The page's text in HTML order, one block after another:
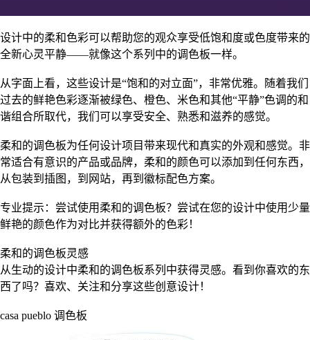
设计中的柔和色彩可以帮助您的观众享受低饱和度或色度带来的
全新心灵平静——就像这个系列中的调色板一样。
从字面上看，这些设计是“饱和的对立面”，非常优雅。随着我们
过去的鲜艳色彩逐渐被绿色、橙色、米色和其他“平静”色调的和
谐组合所取代，我们可以享受安全、熟悉和滋养的感觉。
柔和的调色板为任何设计项目带来现代和真实的外观和感觉。非
常适合有意识的产品或品牌，柔和的颜色可以添加到任何东西，
从包装到插图，到网站，再到徽标配色方案。
专业提示：尝试使用柔和的调色板？尝试在您的设计中使用少量
鲜艳的颜色作为对比并获得额外的色彩！
柔和的调色板灵感
从生动的设计中柔和的调色板系列中获得灵感。看到你喜欢的东
西了吗？喜欢、关注和分享这些创意设计！
casa pueblo 调色板